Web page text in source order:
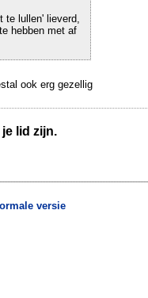
te lullen' lieverd,
hebben met af
ook erg gezellig
lid zijn.
versie